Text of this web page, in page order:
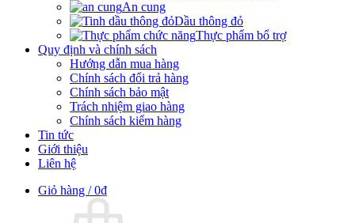
An cung
Dầu thông đỏ
Thực phẩm bổ trợ
Quy định và chính sách
Hướng dẫn mua hàng
Chính sách đổi trả hàng
Chính sách bảo mật
Trách nhiệm giao hàng
Chính sách kiểm hàng
Tin tức
Giới thiệu
Liên hệ
Giỏ hàng /0₫